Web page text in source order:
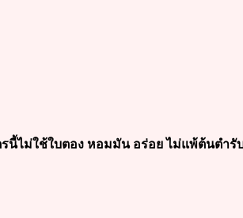
นี้ไม่ใช้ใบตอง หอมมัน อร่อย ไม่แพ้ต้นตำรั